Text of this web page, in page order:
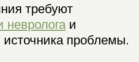
требуют
неврологаи
проблемы.